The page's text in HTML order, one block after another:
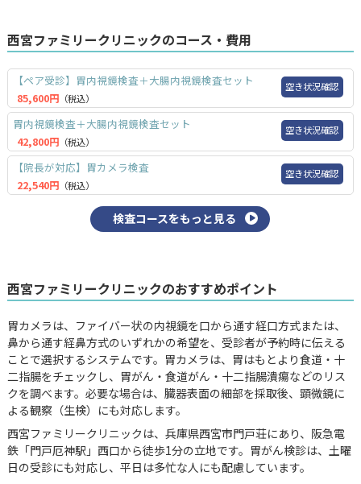
西宮ファミリークリニックのコース・費用
【ペア受診】胃内視鏡検査＋大腸内視鏡検査セット
85,600円 （税込）
空き状況確認
胃内視鏡検査＋大腸内視鏡検査セット
42,800円 （税込）
空き状況確認
【院長が対応】胃カメラ検査
22,540円 （税込）
空き状況確認
検査コースをもっと見る
西宮ファミリークリニックのおすすめポイント
胃カメラは、ファイバー状の内視鏡を口から通す経口方式または、
鼻から通す経鼻方式のいずれかの希望を、受診者が予約時に伝える
ことで選択するシステムです。胃カメラは、胃はもとより食道・十
二指腸をチェックし、胃がん・食道がん・十二指腸潰瘍などのリス
クを調べます。必要な場合は、臓器表面の細部を採取後、顕微鏡に
よる観察（生検）にも対応します。
西宮ファミリークリニックは、兵庫県西宮市門戸荘にあり、阪急電
鉄「門戸厄神駅」西口から徒歩1分の立地です。胃がん検診は、土曜
日の受診にも対応し、平日は多忙な人にも配慮しています。